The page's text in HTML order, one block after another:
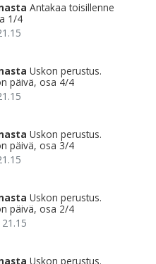
Antakaa toisillenne
1/4
Uskon perustus.
päivä, osa 4/4
Uskon perustus.
päivä, osa 3/4
Uskon perustus.
päivä, osa 2/4
Uskon perustus.